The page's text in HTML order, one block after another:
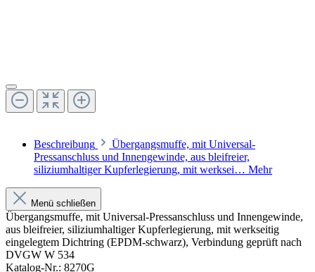
Beschreibung
Übergangsmuffe, mit Universal-
Pressanschluss und Innengewinde, aus bleifreier,
siliziumhaltiger Kupferlegierung, mit werksei… Mehr
Menü schließen
Übergangsmuffe, mit Universal-Pressanschluss und Innengewinde,
aus bleifreier, siliziumhaltiger Kupferlegierung, mit werkseitig
eingelegtem Dichtring (EPDM-schwarz), Verbindung geprüft nach
DVGW W 534
Katalog-Nr.: 8270G